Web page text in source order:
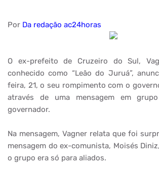
Por Da redação ac24horas
O ex-prefeito de Cruzeiro do Sul,
conhecido como “Leão do Juruá”,
feira, 21, o seu rompimento com o
através de uma mensagem em
governador.
Na mensagem, Vagner relata que foi
mensagem do ex-comunista, Moisés
o grupo era só para aliados.